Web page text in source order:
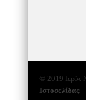
© 2019 Ιερός
Ιστοσελίδας